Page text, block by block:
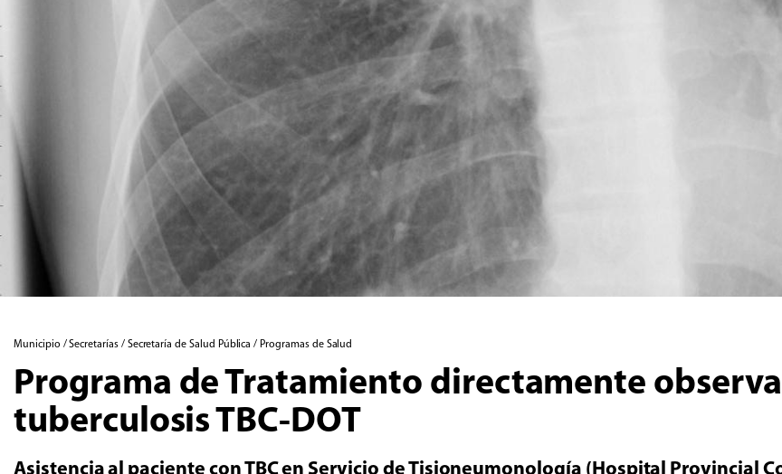
Municipio / Secretarías / Secretaría de Salud Pública / Programas de Salud
Programa de Tratamiento directamente
tuberculosis TBC-DOT
Asistencia al paciente con TBC en Servicio de Tisioneumonología (Hospital Provincial